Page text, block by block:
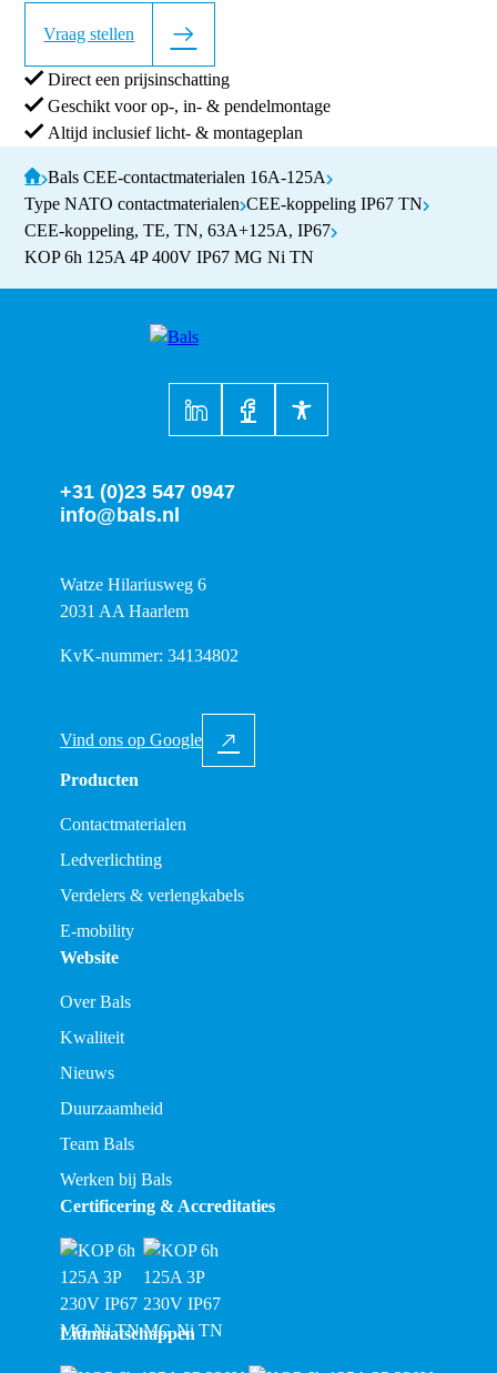
Vraag stellen
Direct een prijsinschatting
Geschikt voor op-, in- & pendelmontage
Altijd inclusief licht- & montageplan
Bals CEE-contactmaterialen 16A-125A
Type NATO contactmaterialen CEE-koppeling IP67 TN
CEE-koppeling, TE, TN, 63A+125A, IP67
KOP 6h 125A 4P 400V IP67 MG Ni TN
+31 (0)23 547 0947
info@bals.nl
Watze Hilariusweg 6
2031 AA Haarlem
KvK-nummer: 34134802
Vind ons op Google
Producten
Contactmaterialen
Ledverlichting
Verdelers & verlengkabels
E-mobility
Website
Over Bals
Kwaliteit
Nieuws
Duurzaamheid
Team Bals
Werken bij Bals
Certificering & Accreditaties
Lidmaatschappen